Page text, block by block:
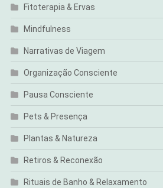
Fitoterapia & Ervas
Mindfulness
Narrativas de Viagem
Organização Consciente
Pausa Consciente
Pets & Presença
Plantas & Natureza
Retiros & Reconexão
Rituais de Banho & Relaxamento